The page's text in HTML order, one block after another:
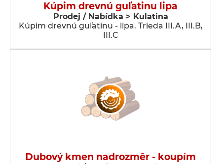
Kúpim drevnú guľatinu lipa
Prodej / Nabídka > Kulatina
Kúpim drevnú guľatinu - lipa. Trieda III.A, III.B,
III.C
Dubový kmen nadrozměr - koupím